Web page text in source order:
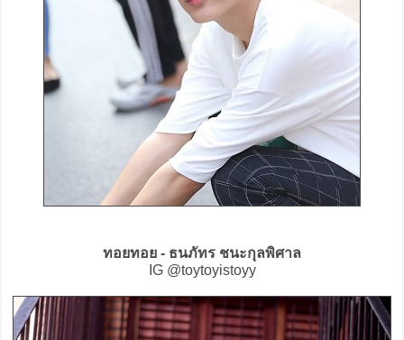
ทอยทอย - ธนภัทร ชนะกุลพิศาล
IG @toytoyistoyy